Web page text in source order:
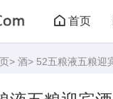
首页
黑茶
> 酒> 52五粮液五粮迎